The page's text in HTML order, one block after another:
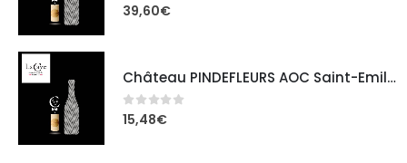
0out of 5
39,60€
Château PINDEFLEURS AOC Saint-Emilion Grand Cru
0out of 5
15,48€